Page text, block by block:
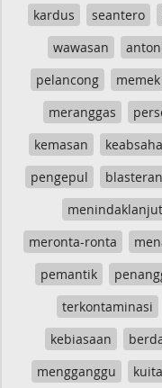
kardus
seantero
wawasan
pelancong
memek
meranggas
kemasan
pengepul
blasteran
meronta-ronta
pemantik
terkontaminasi
kebiasaan
mengganggu